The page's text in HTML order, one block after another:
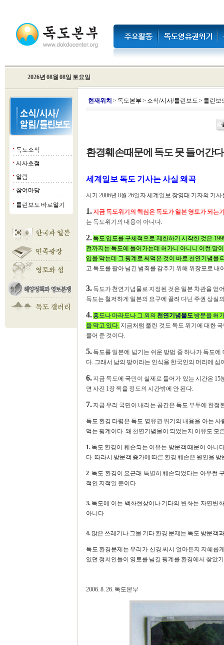
2026년 08월 08일 토요일
■ 독도소식
■ 시사초점
■ 알림
■ 참여마당
■ 틀린보도 바로알기
현재위치 > 독도본부 > 소식/시사/틀린보도 > 틀린보
환경훼손때문에 독도 못 들어간
세계일보 독도 기사는 사실 왜곡
서기 2006년 8월 26일자 세계일보 장영태 기자의 기
1.지금 독도위기의 핵심은 독도가 일본 영토가 되는
는 독도위기의 내용이 아니다.
2. 독도 입도를 구체적으로 제한하기 시작한 것은
전까지는 독도에 들어가는데 허가니 아니니 이런 말
입을 막는데 그 핑계로 써먹은 것이 바로 천연기념물
고 독도를 팔아 넘긴 범죄를 감추기 위해 위장포로 내
3.독도가 천연기념물로 지정된 것은 일본 차관을 얻
독도는 철저하게 일본의 요구에 끌려 다닌 주권 상실
4. 홍도나 마라도나 그 외의 천연기념물도방문을 허
을 막고 있다. 지금처럼 풀린 것도 독도 위기에 대한
풀어 준 것이다.
5.독도를 일본에 넘기는 쉬운 방법 중 하나가 독도
다. 그래서 남의 땅이라는 인식을 한국인의 머리에 심
6.지금 독도에 국민이 실제로 들어가 있는 시간은 15
면 사진 1장 찍을 정도의 시간밖에 안 된다.
7.지금 우리 국민이 내리는 공간은 독도 부두에 한정
독도 환경 타령은 독도 영유권 위기의 내용을 아는
먹는 핑계이다. 왜 천연기념물이 되었는지 이유도 모
1.독도 환경이 훼손되는 이유는 방문객 때문이 아니
다. 따라서 방문객 증가에 따른 환경 훼손은 원인을
2. 독도 환경이 요근래 특별히 훼손되었다는 아무런
적인 지적일 뿐이다.
3.독도에 이는 백화현상이나 기타의 변화는 자연변
아니다.
4.많은 쓰레기나 그물 기타 환경 문제는 독도 방문객
독도 환경문제는 우리가 신경 써서 얼마든지 지혜롭
있던 정치인들이 영토를 넘길 핑계를 환경에서 찾았
2006. 8. 26. 독도본부